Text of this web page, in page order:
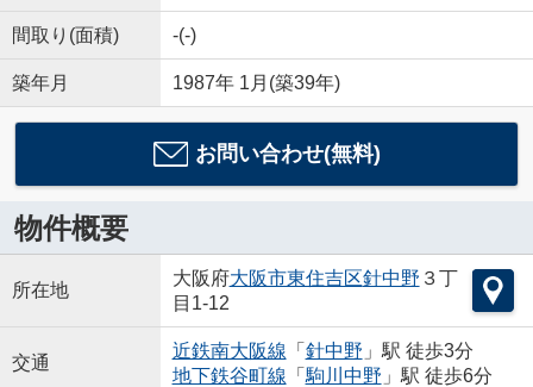
間取り(面積) -(-)
築年月 1987年 1月(築39年)
お問い合わせ(無料)
物件概要
所在地
大阪府大阪市東住吉区針中野 ３丁
目1-12
交通
近鉄南大阪線 「 針中野 」駅 徒歩3分
地下鉄谷町線 「 駒川中野 」駅 徒歩6分